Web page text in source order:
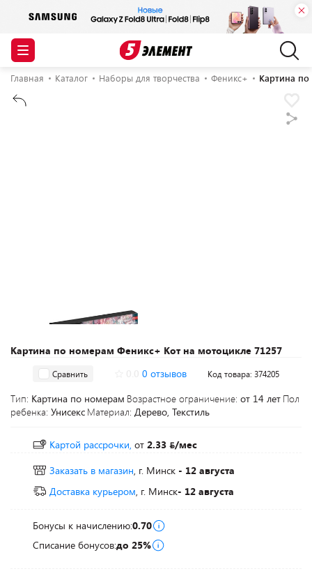
Главная Каталог Наборы для творчества Феникс+ Картина
Картина по номерам Феникс+ Кот на мотоцикле 71257
Сравнить 0 отзывов Код товара: 374205
Тип: Картина по номерам Возрастное ограничение: от 14 лет Пол
ребенка: Унисекс Материал: Дерево, Текстиль
Картой рассрочки, от 2.33
/мес
Заказать в магазин, г. Минск - 12 августа
Доставка курьером, г. Минск- 12 августа
Бонусы к начислению:0.70
Списание бонусов:до 25%